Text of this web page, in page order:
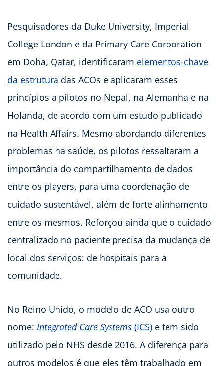
Pesquisadores da Duke University, Imperial
College London e da Primary Care Corporation
em Doha, Qatar, identificaram elementos-chave
da estrutura das ACOs e aplicaram esses
princípios a pilotos no Nepal, na Alemanha e na
Holanda, de acordo com um estudo publicado
na Health Affairs. Mesmo abordando diferentes
problemas na saúde, os pilotos ressaltaram a
importância do compartilhamento de dados
entre os players, para uma coordenação de
cuidado sustentável, além de forte alinhamento
entre os mesmos. Reforçou ainda que o cuidado
centralizado no paciente precisa da mudança de
local dos serviços: de hospitais para a
comunidade.
No Reino Unido, o modelo de ACO usa outro
nome: Integrated Care Systems (ICS) e tem sido
utilizado pelo NHS desde 2016. A diferença para
outros modelos é que eles têm trabalhado em